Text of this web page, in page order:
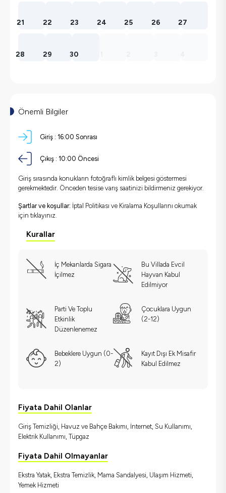
21 22 23 24 25 26 27
28 29 30
Önemli Bilgiler
Giriş : 16:00 Sonrası
Çıkış : 10:00 Öncesi
Giriş sırasında konukların fotoğraflı kimlik belgesi göstermesi
gerekmektedir. Önceden tesise varış saatinizi bildirmeniz gerekiyor.
Şartlar ve koşullar: İptal Politikası ve Kiralama Koşullarını okumak
için tıklayınız.
Kurallar
İç Mekanlarda Sigara
İçilmez
Bu Villada Evcil
Hayvan Kabul
Edilmiyor
Parti Ve Toplu
Etkinlik
Düzenlenemez
Çocuklara Uygun
(2-12)
Bebeklere Uygun (0-
2)
Kayıt Dışı Ek Misafir
Kabul Edilmez
Fiyata Dahil Olanlar
Giriş Temizliği, Havuz ve Bahçe Bakımı, İnternet, Su Kullanımı,
Elektrik Kullanımı, Tüpgaz
Fiyata Dahil Olmayanlar
Ekstra Yatak, Ekstra Temizlik, Mama Sandalyesi, Ulaşım Hizmeti,
Yemek Hizmeti